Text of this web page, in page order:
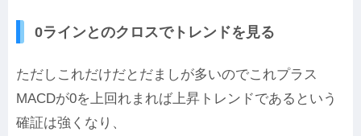
0ラインとのクロスでトレンドを見る
ただしこれだけだとだましが多いのでこれプラス
MACDが0を上回れまれば上昇トレンドであるという
確証は強くなり、